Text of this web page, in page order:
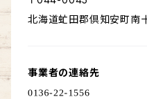
北海道虻田郡倶知安町南
事業者の連絡先